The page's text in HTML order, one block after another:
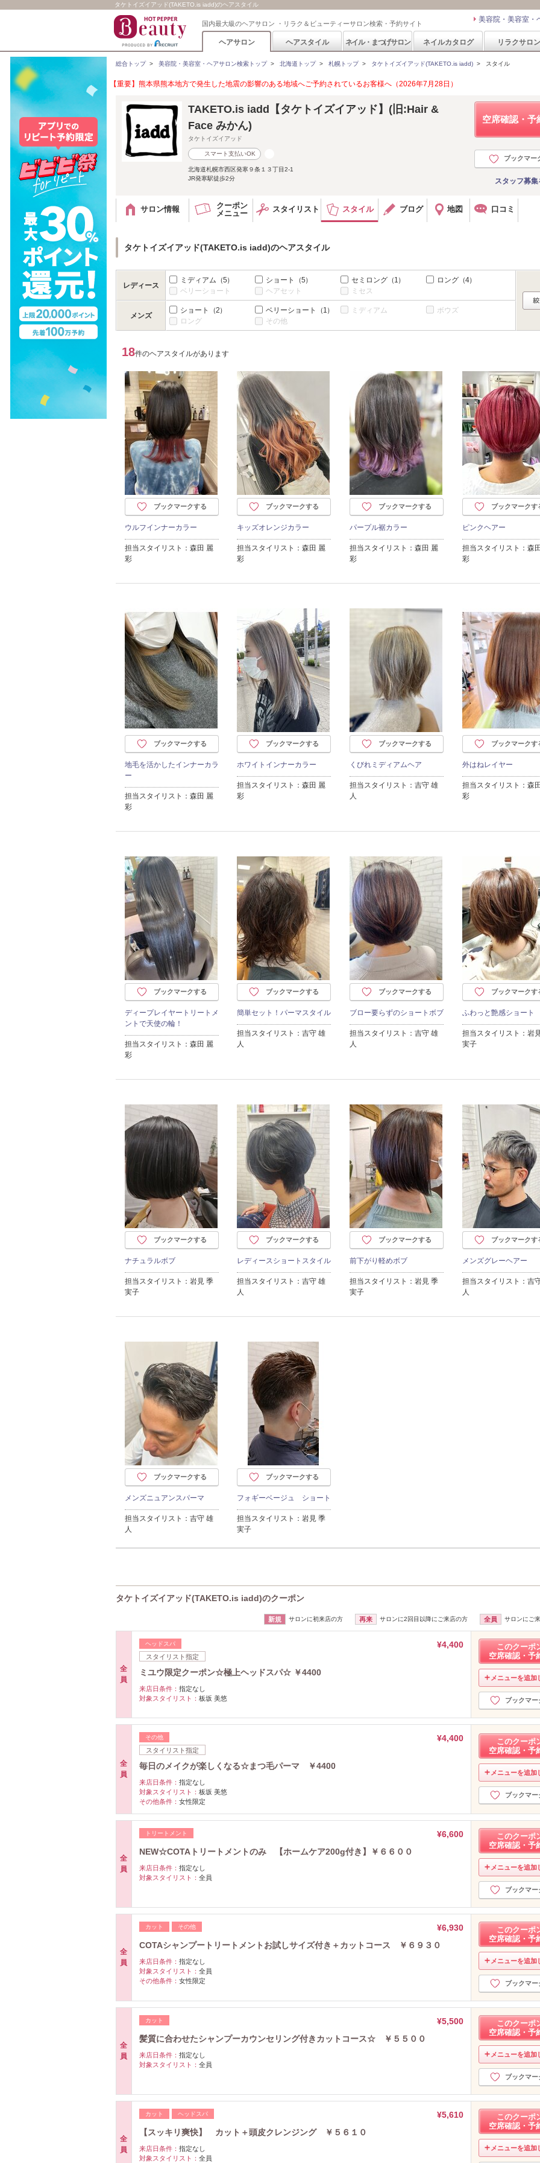
タケトイズイアッド(TAKETO.is iadd)のヘアスタイル
国内最大級のヘアサロン ・リラク＆ビューティーサロン検索・予約サイト 美容院・美容室・
ヘアサロン ヘアスタイル ネイル・まつげサロン ネイルカタログ リラクサロン
総合トップ> 美容院・美容室・ヘアサロン検索トップ> 北海道トップ> 札幌トップ> タケトイズイアッド(TAKETO.is iadd) > スタイル
【重要】熊本県熊本地方で発生した地震の影響のある地域へご予約されているお客様へ（2026年7月28日）
空席確認・予
ブックマー
スタッフ募
TAKETO.is iadd【タケトイズイアッド】(旧:Hair &
Face みかん)
タケトイズイアッド
スマート支払いOK
北海道札幌市西区発寒９条１３丁目2-1
JR発寒駅徒歩2分
サロン情報
クーポン
メニュー
スタイリスト スタイル ブログ 地図 口コミ
タケトイズイアッド(TAKETO.is iadd)のヘアスタイル
レディース
ミディアム （5） ショート （5） セミロング （1） ロング （4）
ベリーショート
ヘアセット ミセス
メンズ
ショート （2） ベリーショート （1） ミディアム
ボウズ
ロング
その他
18件のヘアスタイルがあります
ブックマークする
ウルフインナーカラー
担当スタイリスト：森田 麗
彩
ブックマークする
キッズオレンジカラー
担当スタイリスト：森田 麗
彩
ブックマークする
パープル裾カラー
担当スタイリスト：森田 麗
彩
ブックマークす
ピンクヘアー
担当スタイリスト：森
彩
ブックマークする
地毛を活かしたインナーカラ
ー
担当スタイリスト：森田 麗
彩
ブックマークする
ホワイトインナーカラー
担当スタイリスト：森田 麗
彩
ブックマークする
くびれミディアムヘア
担当スタイリスト：吉守 雄
人
ブックマークす
外はねレイヤー
担当スタイリスト：森
彩
ブックマークする
ディープレイヤートリートメ
ントで天使の輪！
担当スタイリスト：森田 麗
彩
ブックマークする
簡単セット！パーマスタイル
担当スタイリスト：吉守 雄
人
ブックマークする
ブロー要らずのショートボブ
担当スタイリスト：吉守 雄
人
ブックマークす
ふわっと艶感ショート
担当スタイリスト：岩
実子
ブックマークする
ナチュラルボブ
担当スタイリスト：岩見 季
実子
ブックマークする
レディースショートスタイル
担当スタイリスト：吉守 雄
人
ブックマークする
前下がり軽めボブ
担当スタイリスト：岩見 季
実子
ブックマークす
メンズグレーヘアー
担当スタイリスト：吉
人
ブックマークする
メンズニュアンスパーマ
担当スタイリスト：吉守 雄
人
ブックマークする
フォギーベージュ ショート
担当スタイリスト：岩見 季
実子
タケトイズイアッド(TAKETO.is iadd)のクーポン
新規 サロンに初来店の方 再来 サロンに2回目以降にご来店の方 全員 サロンにご
全
員
ヘッドスパ
スタイリスト指定
¥4,400
ミユウ限定クーポン☆極上ヘッドスパ☆ ￥4400
来店日条件： 指定なし
対象スタイリスト： 板坂 美悠
このクーポ
空席確認・予
メニューを追加
ブックマー
全
員
その他
スタイリスト指定
¥4,400
毎日のメイクが楽しくなる☆まつ毛パーマ ￥4400
来店日条件： 指定なし
対象スタイリスト： 板坂 美悠
その他条件： 女性限定
このクーポ
空席確認・予
メニューを追加
ブックマー
全
員
トリートメント
¥6,600
NEW☆COTAトリートメントのみ 【ホームケア200g付き】￥６６００
来店日条件： 指定なし
対象スタイリスト： 全員
このクーポ
空席確認・予
メニューを追加
ブックマー
全
員
カット その他
¥6,930
COTAシャンプートリートメントお試しサイズ付き＋カットコース ￥６９３０
来店日条件： 指定なし
対象スタイリスト： 全員
その他条件： 女性限定
このクーポ
空席確認・予
メニューを追加
ブックマー
全
員
カット
¥5,500
髪質に合わせたシャンプーカウンセリング付きカットコース☆ ￥５５００
来店日条件： 指定なし
対象スタイリスト： 全員
このクーポ
空席確認・予
メニューを追加
ブックマー
全
員
カット ヘッドスパ
¥5,610
【スッキリ爽快】 カット＋頭皮クレンジング ￥５６１０
来店日条件： 指定なし
対象スタイリスト： 全員
このクーポ
空席確認・予
メニューを追加